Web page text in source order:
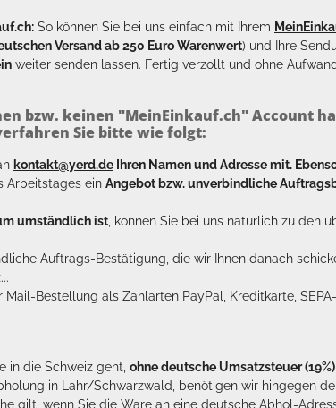
So können Sie bei uns einfach mit Ihrem
Versand ab 250 Euro Warenwert) und Ihre
weiter senden lassen. Fertig verzollt und ohne
bzw. keinen "MeinEinkauf.ch" Account
Sie bitte wie folgt:
kontakt@yerd.de Ihren Namen und Adresse mit.
Arbeitstages ein Angebot bzw. unverbindliche
umständlich ist , können Sie bei uns natürlich zu den
Auftrags-Bestätigung, die wir Ihnen danach
Mail-Bestellung als Zahlarten PayPal, Kreditkarte,
in die Schweiz geht, ohne deutsche Umsatzsteuer
in Lahr/Schwarzwald, benötigen wir hingegen
gilt, wenn Sie die Ware an eine deutsche Abhol-